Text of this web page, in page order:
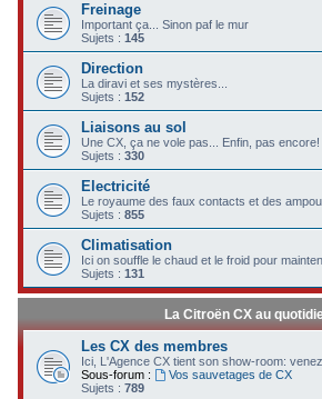
Freinage
Important ça... Sinon paf le mur
Sujets :145
Direction
La diravi et ses mystères...
Sujets :152
Liaisons au sol
Une CX, ça ne vole pas... Enfin, pas encore!
Sujets :330
Electricité
Le royaume des faux contacts et des
Sujets :855
Climatisation
Ici on souffle le chaud et le froid pour
Sujets :131
La Citroën CX au
Les CX des membres
Ici, L'Agence CX tient son show-room:
Sous-forum :
Vos sauvetages de CX
Sujets :789